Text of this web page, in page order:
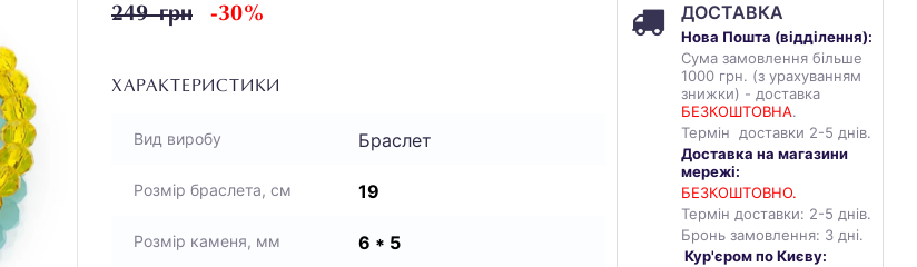
249 грн -30%
ХАРАКТЕРИСТИКИ
Вид виробу Браслет
Розмір браслета, см 19
Розмір каменя, мм 6 * 5
ДОСТАВКА
Нова Пошта (відділення):
Сума замовлення більше
1000 грн. (з урахуванням
знижки) - доставка
БЕЗКОШТОВНА.
Термін доставки 2-5 днів.
Доставка на магазини
мережі:
БЕЗКОШТОВНО.
Термін доставки: 2-5 днів.
Бронь замовлення: 3 дні.
Кур'єром по Києву: